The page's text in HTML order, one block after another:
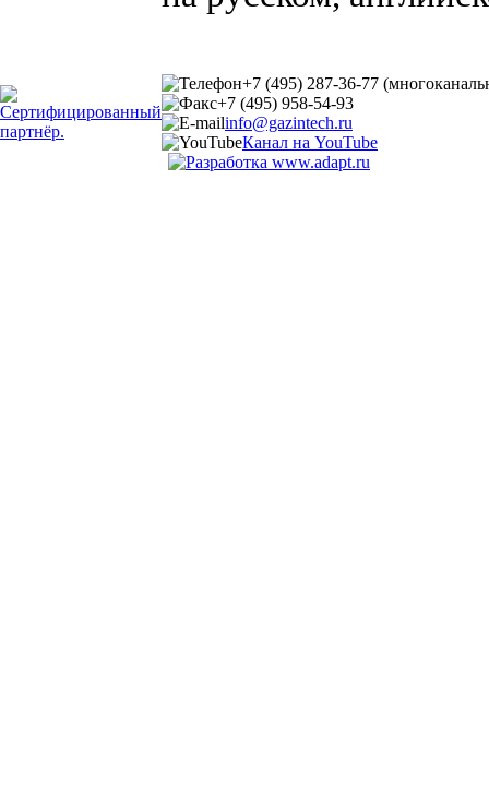
+7 (495) 287-36-77
+7 (495) 958-54-93
info@gazintech.ru
Канал на YouTube